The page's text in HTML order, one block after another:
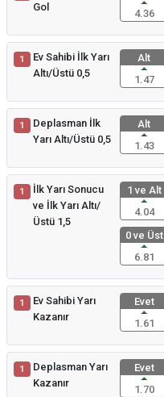
Gol
4.36
1
Ev Sahibi İlk Yarı
Altı/Üstü 0,5
Alt
1.47
1
Deplasman İlk
Yarı Altı/Üstü 0,5
Alt
1.43
1
İlk Yarı Sonucu
ve İlk Yarı Altı/
Üstü 1,5
1 ve Alt
4.04
0 ve Üst
6.81
1
Ev Sahibi Yarı
Kazanır
Evet
1.61
1
Deplasman Yarı
Kazanır
Evet
1.70